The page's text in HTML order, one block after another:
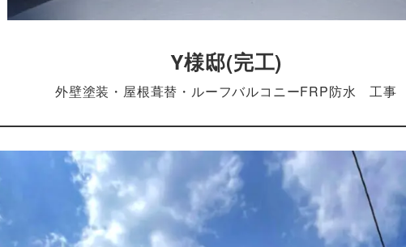
Y様邸(完工)
外壁塗装・屋根葺替・ルーフバルコニーFRP防水 工事